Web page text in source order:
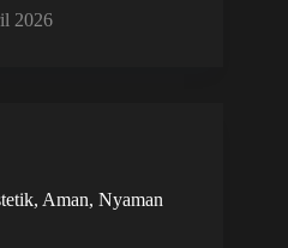
2026
Aman, Nyaman